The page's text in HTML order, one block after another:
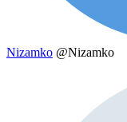
Nizamko @Nizamko